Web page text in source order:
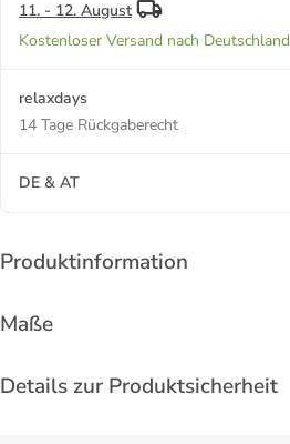
11. - 12. August
Kostenloser Versand nach Deutschland
relaxdays
14 Tage Rückgaberecht
DE & AT
Produktinformation
Maße
Details zur Produktsicherheit